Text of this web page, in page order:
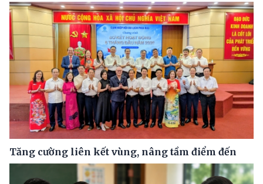
Tăng cường liên kết vùng, nâng tầm điểm đến